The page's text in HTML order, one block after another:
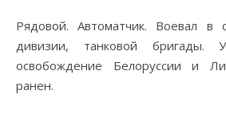
Рядовой. Автоматчик. Воевал в составе стрелковой
дивизии, танковой бригады.
освобождение Белоруссии и
ранен.